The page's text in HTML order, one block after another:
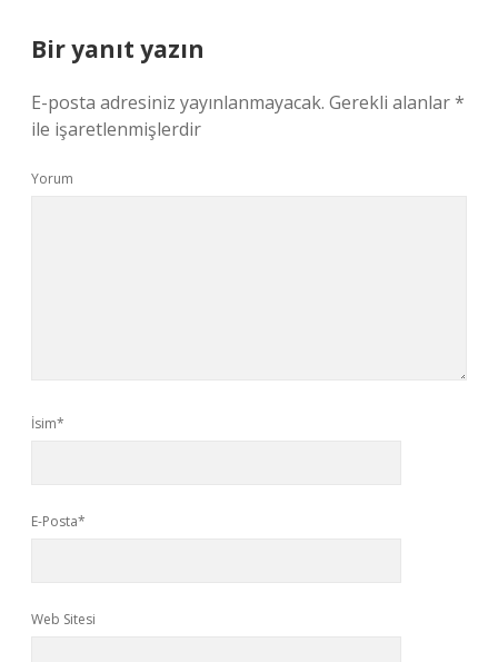
Bir yanıt yazın
E-posta adresiniz yayınlanmayacak. Gerekli alanlar*
ile işaretlenmişlerdir
Yorum
İsim*
E-Posta*
Web Sitesi